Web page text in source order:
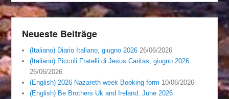
Neueste Beiträge
(Italiano) Diario Italiano, giugno 2026 26/06/2026
(Italiano) Piccoli Fratelli di Jesus Caritas, giugno 2026
26/06/2026
(English) 2026 Nazareth week Booking form 10/06/2026
(English) Be Brothers Uk and Ireland, June 2026